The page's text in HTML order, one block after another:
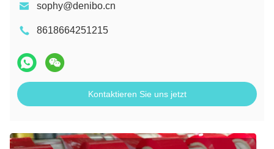
sophy@denibo.cn
8618664251215
Kontaktieren Sie uns jetzt